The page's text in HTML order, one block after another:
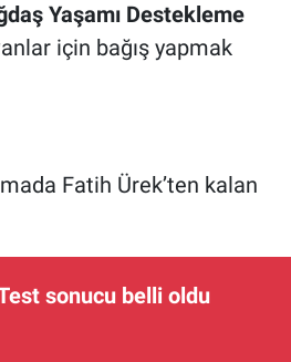
Yaşamı Destekleme
için bağış yapmak
Fatih Ürek’ten kalan
Test sonucu belli oldu